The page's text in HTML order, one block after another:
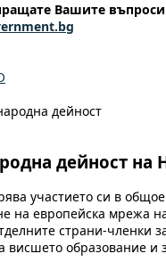
Вашите
дейност
дейност на
участието си в
на европейска мрежа
страни-членки
висшето образование и